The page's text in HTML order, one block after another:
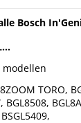
Bosch
TORO,
BGL8508,